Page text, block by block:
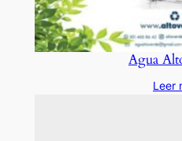
Agua
Leer